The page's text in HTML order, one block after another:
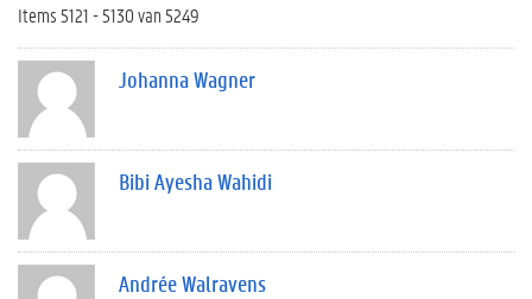
Items 5121 - 5130 van 5249
Johanna Wagner
Bibi Ayesha Wahidi
Andrée Walravens